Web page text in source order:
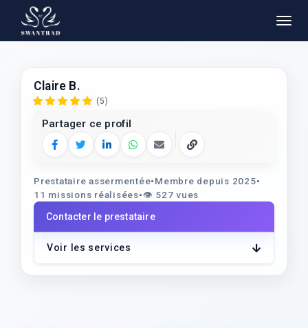
Claire B.
(5)
Partager ce profil
Facebook
TwitterLinkedInWhatsApp
E‑mailCopier le lien
Prestataire assermentée•Membre depuis 2025•
11 missions réalisées•👁️ 527 vues
Contacter le prestataire
Voir les services